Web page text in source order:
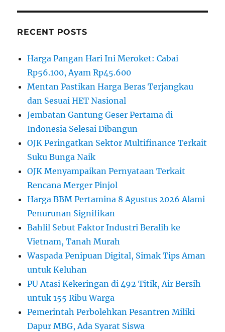
RECENT POSTS
Harga Pangan Hari Ini Meroket: Cabai
Rp56.100, Ayam Rp45.600
Mentan Pastikan Harga Beras Terjangkau
dan Sesuai HET Nasional
Jembatan Gantung Geser Pertama di
Indonesia Selesai Dibangun
OJK Peringatkan Sektor Multifinance Terkait
Suku Bunga Naik
OJK Menyampaikan Pernyataan Terkait
Rencana Merger Pinjol
Harga BBM Pertamina 8 Agustus 2026 Alami
Penurunan Signifikan
Bahlil Sebut Faktor Industri Beralih ke
Vietnam, Tanah Murah
Waspada Penipuan Digital, Simak Tips Aman
untuk Keluhan
PU Atasi Kekeringan di 492 Titik, Air Bersih
untuk 155 Ribu Warga
Pemerintah Perbolehkan Pesantren Miliki
Dapur MBG, Ada Syarat Siswa